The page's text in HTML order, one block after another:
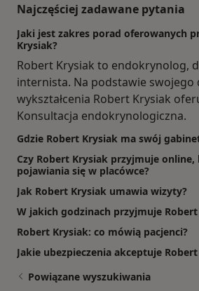
Najczęściej zadawane pytania
Jaki jest zakres porad oferowanych
Krysiak?
Robert Krysiak to endokrynolog,
internista. Na podstawie swojego
wykształcenia Robert Krysiak
Konsultacja endokrynologiczna.
Gdzie Robert Krysiak ma swój
Czy Robert Krysiak przyjmuje online,
pojawiania się w placówce?
Jak Robert Krysiak umawia wizyty?
W jakich godzinach przyjmuje
Robert Krysiak: co mówią pacjenci?
Jakie ubezpieczenia akceptuje
Powiązane wyszukiwania